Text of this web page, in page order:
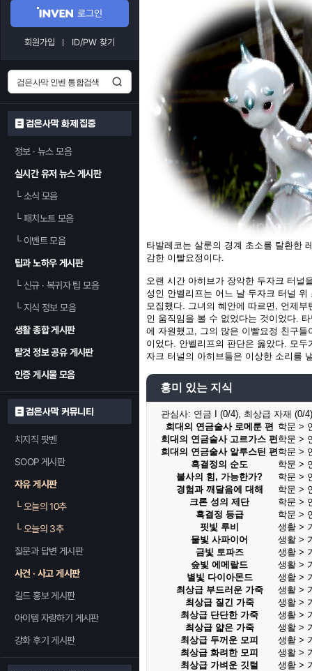
로그인
회원가입 ID/PW 찾기
검은사막 화제 집중
정보 · 뉴스 모음
실시간 유저 뉴스 게시판
└소식 모음
└패치노트 모음
└이벤트 모음
팁과 노하우 게시판
└신규 · 복귀자 팁 모음
└지식 정보 모음
생활 종합 게시판
탈것 정보 공유 게시판
인증 게시물 모음
검은사막 커뮤니티
치지직 팟벤
SOOP 게시판
자유 게시판
└오늘의 10추
└오늘의 3추
질문과 답변 게시판
사건 · 사고 게시판
길드 홍보 게시판
아이템 자랑하기 게시판
강화 후기 게시판
타발레코는 살룬의 경계 초소를 탈환한
감한 이빨요정이다.
오랜 시간 아히브가 장악한 두자크 터널
성인 안벨리프는 어느 날 두자크 터널
모집했다. 그녀의 혜안에 따르면, 언제
인 움직임을 볼 수 없었다는 것이었다.
에 자원했고, 그의 많은 이빨요정 친구
이었다. 안벨리프의 판단은 옳았다. 모
자크 터널의 아히브들은 이상한 소리를
흥미 있는 지식
관심사: 연금 I (0/4), 최상급 자재 (0/
희대의 연금술사 로메룬 편 학문 >
희대의 연금술사 고르가스 편학문 >
희대의 연금술사 알루스틴 편학문 >
흑결정의 순도
학문 >
불사의 힘, 가능한가?
학문 >
경험과 깨달음에 대해
학문 >
크론 성의 제단
학문 >
흑결정 등급
학문 >
핏빛 루비
생활 >
물빛 사파이어
생활 >
금빛 토파즈
생활 >
숲빛 에메랄드
생활 >
별빛 다이아몬드
생활 >
최상급 부드러운 가죽
생활 >
최상급 질긴 가죽
생활 >
최상급 단단한 가죽
생활 >
최상급 얇은 가죽
생활 >
최상급 두꺼운 모피
생활 >
최상급 화려한 모피
생활 >
최상급 가벼운 깃털
생활 >